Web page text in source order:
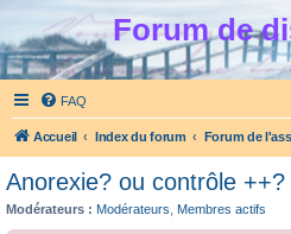
Forum de
FAQ
Accueil Index du forum
Anorexie? ou contrôle ++?
Modérateurs : Modérateurs Membres actifs